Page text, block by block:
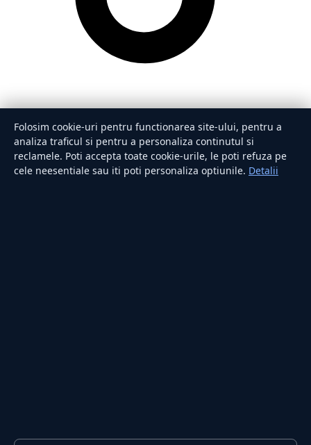
Folosim cookie-uri pentru functionarea site-ului, pentru a
analiza traficul si pentru a personaliza continutul si
reclamele. Poti accepta toate cookie-urile, le poti refuza pe
cele neesentiale sau iti poti personaliza optiunile. Detalii